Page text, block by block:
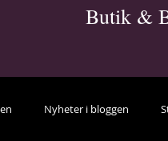
Butik &
Nyheter i bloggen